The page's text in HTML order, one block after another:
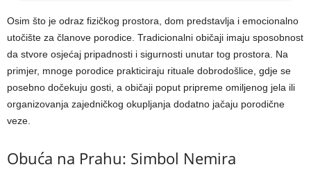
Osim što je odraz fizičkog prostora, dom predstavlja i emocionalno
utočište za članove porodice. Tradicionalni običaji imaju sposobnost
da stvore osjećaj pripadnosti i sigurnosti unutar tog prostora. Na
primjer, mnoge porodice prakticiraju rituale dobrodošlice, gdje se
posebno dočekuju gosti, a običaji poput pripreme omiljenog jela ili
organizovanja zajedničkog okupljanja dodatno jačaju porodične
veze.
Obuća na Prahu: Simbol Nemira